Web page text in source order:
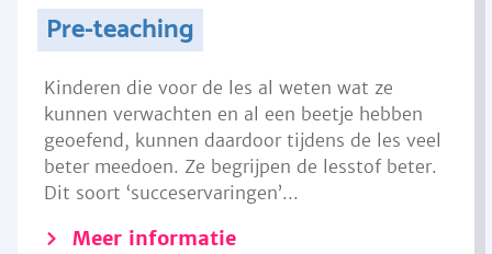
Pre-teaching
Kinderen die voor de les al weten wat ze
kunnen verwachten en al een beetje hebben
geoefend, kunnen daardoor tijdens de les veel
beter meedoen. Ze begrijpen de lesstof beter.
Dit soort ‘succeservaringen’...
Meer informatie